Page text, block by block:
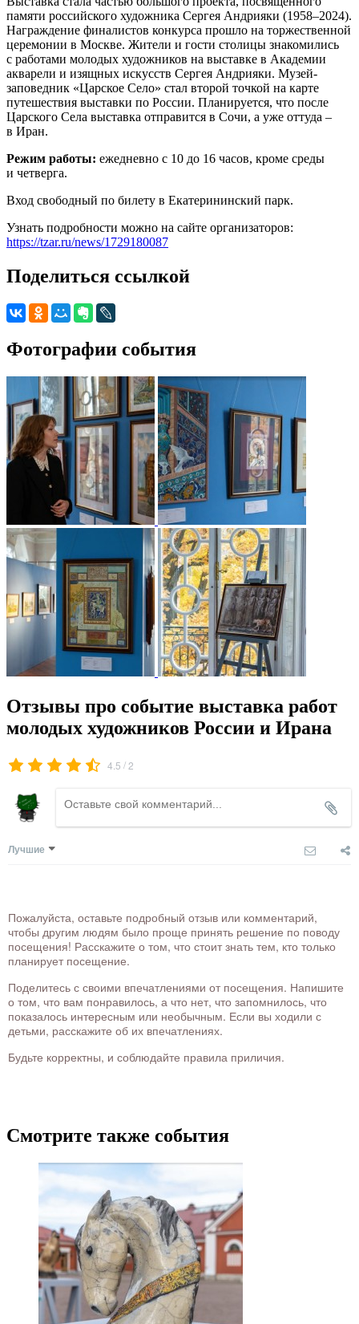
памяти российского художника Сергея Андрияки (1958–2024).
Награждение финалистов конкурса прошло на торжественной
церемонии в Москве. Жители и гости столицы знакомились
с работами молодых художников на выставке в Академии
акварели и изящных искусств Сергея Андрияки. Музей-
заповедник «Царское Село» стал второй точкой на карте
путешествия выставки по России. Планируется, что после
Царского Села выставка отправится в Сочи, а уже оттуда –
в Иран.
Режим работы: ежедневно с 10 до 16 часов, кроме среды
и четверга.
Вход свободный по билету в Екатерининский парк.
Узнать подробности можно на сайте организаторов:
https://tzar.ru/news/1729180087
Поделиться ссылкой
Фотографии события
Отзывы про событие выставка работ
молодых художников России и Ирана
4.5 /2
Лучшие
Пожалуйста, оставьте подробный отзыв или комментарий,
чтобы другим людям было проще принять решение по поводу
посещения! Расскажите о том, что стоит знать тем, кто только
планирует посещение.
Поделитесь с своими впечатлениями от посещения. Напишите
о том, что вам понравилось, а что нет, что запомнилось, что
показалось интересным или необычным. Если вы ходили с
детьми, расскажите об их впечатлениях.
Будьте корректны, и соблюдайте правила приличия.
Смотрите также события